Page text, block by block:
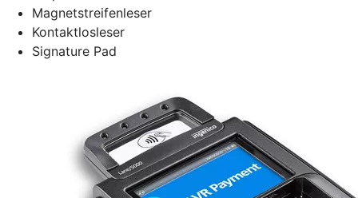
Magnetstreifenleser
Kontaktlosleser
Signature Pad